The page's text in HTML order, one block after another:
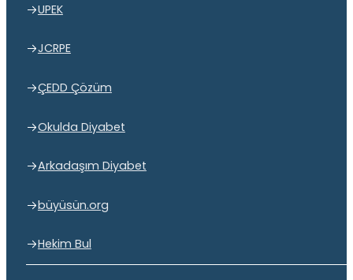
UPEK
JCRPE
ÇEDD Çözüm
Okulda Diyabet
Arkadaşım Diyabet
büyüsün.org
Hekim Bul